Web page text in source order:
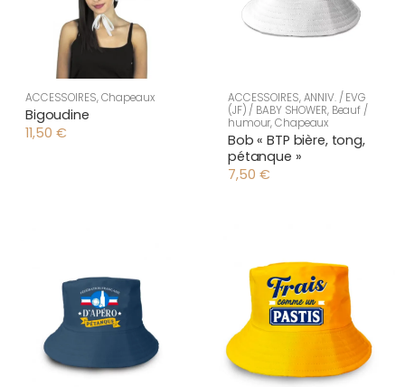
ACCESSOIRES,Chapeaux
Bigoudine
11,50 €
ACCESSOIRES,ANNIV. / EVG
(JF) / BABY SHOWER, Beauf /
humour,Chapeaux
Bob « BTP bière, tong,
pétanque »
7,50 €